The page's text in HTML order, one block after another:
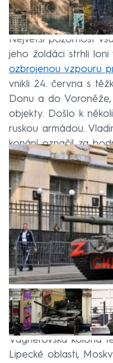
Největší pozornost
jeho žoldáci strhli loni
ozbrojenou vzpouru
vnikli 24. června s
Donu a do Voroněže,
objekty. Došlo k
ruskou armádou.
konání označil za
Vagnerovská kolona
Lipecké oblasti,